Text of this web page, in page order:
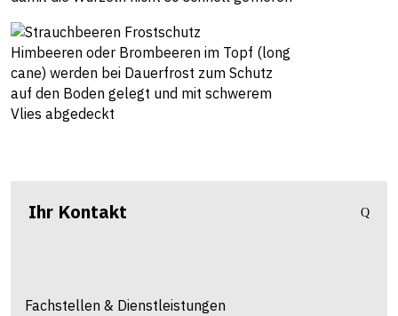
Himbeeren oder Brombeeren im Topf (long
cane) werden bei Dauerfrost zum Schutz
auf den Boden gelegt und mit schwerem
Vlies abgedeckt
Ihr Kontakt
Fachstellen & Dienstleistungen